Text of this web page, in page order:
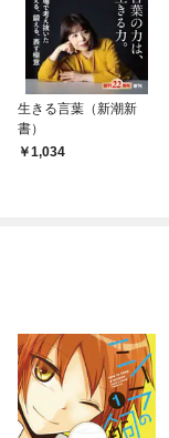
生きる言葉（新潮新
書）
1,034